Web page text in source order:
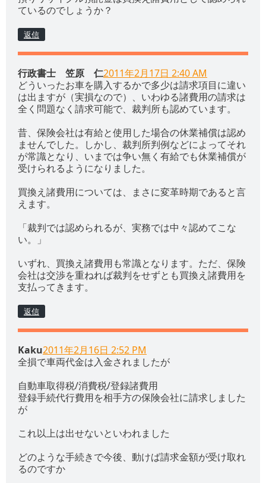
ているのでしょうか？
返信
行政書士 笠原 仁2011年2月17日 2:40 AM
どういったお車を購入するかで多少は請求項目に違い
は出ますが（実損なので）、いわゆる諸費用の請求は
全く問題なく請求可能で、裁判所も認めています。
昔、保険会社は有給と使用した場合の休業補償は認め
ませんでした。しかし、裁判所判例などによってそれ
が常識となり、いまでは争い無く有給でも休業補償が
受けられるようになりました。
買換え諸費用については、まさに変革時期であると言
えます。
「裁判では認められるが、実務では中々認めてこな
い。」
いずれ、買換え諸費用も常識となります。ただ、保険
会社は交渉を重ねれば裁判をせずとも買換え諸費用を
支払ってきます。
返信
Kaku2011年2月16日 2:52 PM
全損で車両代金は入金されましたが
自動車取得税/消費税/登録諸費用
登録手続代行費用を相手方の保険会社に請求しました
が
これ以上は出せないといわれました
どのような手続きで今後、動けば請求金額が受け取れ
るのですか